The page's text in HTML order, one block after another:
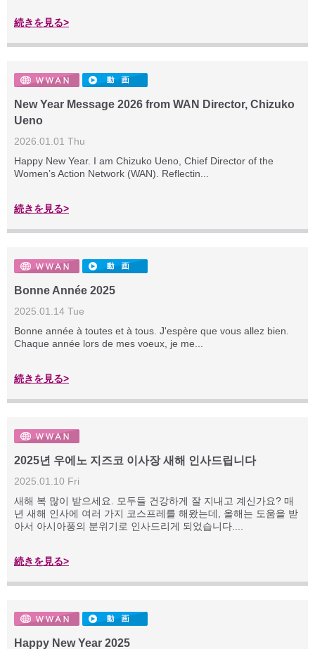
続きを見る>
New Year Message 2026 from WAN Director, Chizuko
Ueno
2026.01.01 Thu
Happy New Year. I am Chizuko Ueno, Chief Director of the
Women’s Action Network (WAN). Reflectin...
続きを見る>
Bonne Année 2025
2025.01.14 Tue
Bonne année à toutes et à tous. J'espère que vous allez bien.
Chaque année lors de mes voeux, je me...
続きを見る>
2025년 우에노 지즈코 이사장 새해 인사드립니다
2025.01.10 Fri
새해 복 많이 받으세요. 모두들 건강하게 잘 지내고 계신가요? 매
년 새해 인사에 여러 가지 코스프레를 해왔는데, 올해는 도움을 받
아서 아시아풍의 분위기로 인사드리게 되었습니다....
続きを見る>
Happy New Year 2025